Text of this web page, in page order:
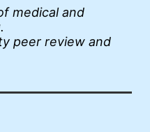
medical and
peer review and